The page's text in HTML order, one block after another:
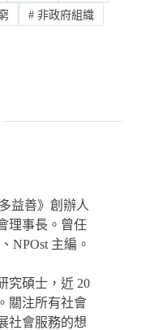
# 非政府組織
益善》創辦人
理事長。曾任
NPOst 主編。
究碩士，近 20
關注所有社會
社會服務的想